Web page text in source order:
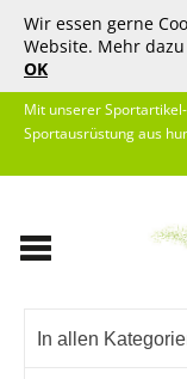
Wir essen gerne
Website. Mehr
OK
Mit unserer
Sportausrüstung aus
In allen